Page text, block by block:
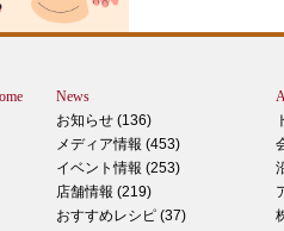
12月に活躍するあの食べ物です！ は
す。 それでは正解発表です。リバー
ドオープン！！ なんと四角いピザな
す！今回は冬に大活躍のピザ、紹介
す。 キタノセレクション手のばしピ
ルゲリータ 北野エースオリジナル商
News
お知らせ (136)
メディア情報 (453)
イベント情報 (253)
店舗情報 (219)
おすすめレシピ (37)